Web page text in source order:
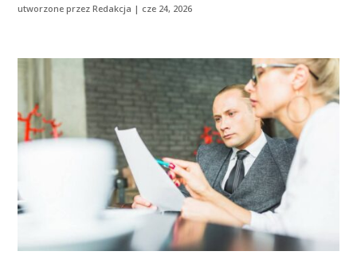
utworzone przezRedakcja | cze 24, 2026